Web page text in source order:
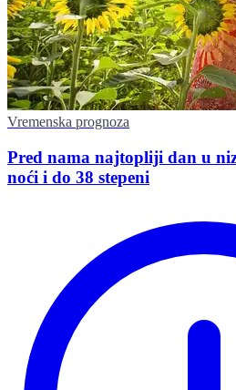
Vremenska prognoza
Pred nama najtopliji dan u
noći i do 38 stepeni